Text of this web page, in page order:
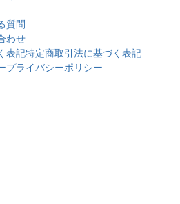
質問
わせ
特定商取引法に基づく表記
プライバシーポリシー